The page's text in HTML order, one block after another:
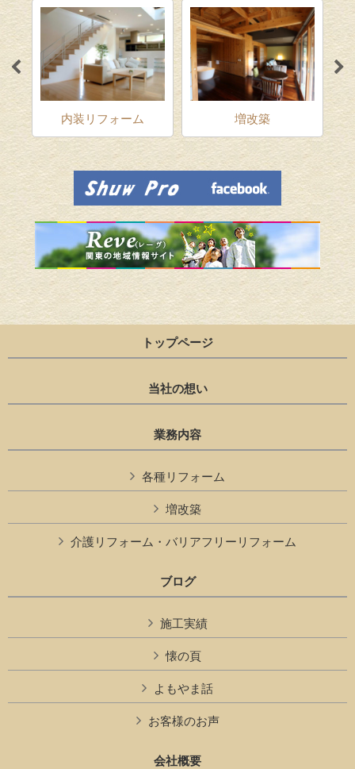
内装リフォーム 増改築
トップページ
当社の想い
業務内容
各種リフォーム
増改築
介護リフォーム・バリアフリーリフォーム
ブログ
施工実績
懐の頁
よもやま話
お客様のお声
会社概要